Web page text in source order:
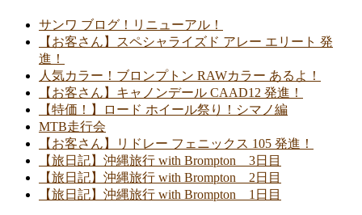
サンワ ブログ！リニューアル！
【お客さん】スペシャライズド アレー エリート 発
進！
人気カラー！ブロンプトン RAWカラー あるよ！
【お客さん】キャノンデール CAAD12 発進！
【特価！】ロード ホイール祭り！シマノ編
MTB走行会
【お客さん】リドレー フェニックス 105 発進！
【旅日記】沖縄旅行 with Brompton 3日目
【旅日記】沖縄旅行 with Brompton 2日目
【旅日記】沖縄旅行 with Brompton 1日目